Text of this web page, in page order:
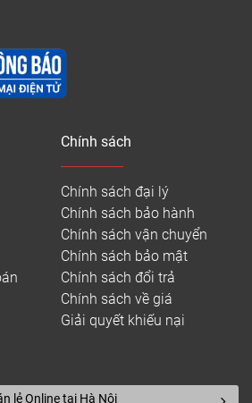
Chính sách
Chính sách đại lý
Chính sách bảo hành
Chính sách vận chuyển
Chính sách bảo mật
Chính sách đổi trả
Chính sách về giá
Giải quyết khiếu nại
lẻ Online tại Hà Nội